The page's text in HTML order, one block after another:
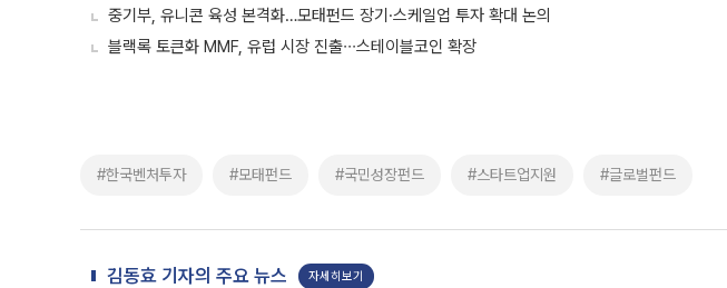
중기부, 유니콘 육성 본격화…모태펀드 장기·스케일업 투자 확대 논의
블랙록 토큰화 MMF, 유럽 시장 진출∙∙∙스테이블코인 확장
#한국벤처투자 #모태펀드 #국민성장펀드 #스타트업지원 #글로벌펀드
김동효 기자의 주요 뉴스 자세히보기